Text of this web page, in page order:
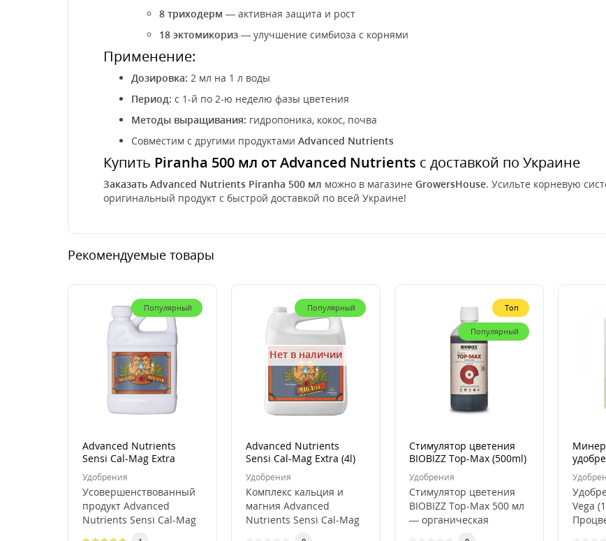
8 триходерм — активная защита и рост
18 эктомикориз — улучшение симбиоза с корнями
Применение:
Дозировка: 2 мл на 1 л воды
Период: с 1-й по 2-ю неделю фазы цветения
Методы выращивания: гидропоника, кокос, почва
Совместим с другими продуктами Advanced Nutrients
Купить Piranha 500 мл от Advanced Nutrients с доставкой по Украине
Заказать Advanced Nutrients Piranha 500 мл можно в магазине GrowersHouse. Усильте корневую
оригинальный продукт с быстрой доставкой по всей Украине!
Рекомендуемые товары
Популярный
Advanced Nutrients
Sensi Cal-Mag Extra
(500ml)
Удобрения
Усовершенствованный
продукт Advanced
Nutrients Sensi Cal-Mag
Популярный
Нет в наличии
Advanced Nutrients
Sensi Cal-Mag Extra (4l)
Удобрения
Комплекс кальция и
магния Advanced
Nutrients Sensi Cal-Mag
Топ
Популярный
Стимулятор цветения
BIOBIZZ Top-Max (500ml)
Удобрения
Стимулятор цветения
BIOBIZZ Top-Max 500 мл
— органическая
Vega
Vega